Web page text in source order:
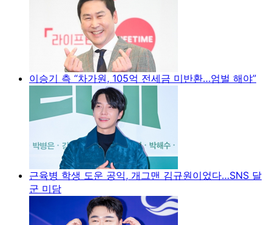
이승기 측 “차가원, 105억 전세금 미반환…엄벌 해야”
근육병 학생 도운 공익, 개그맨 김규원이었다…SNS 달
군 미담